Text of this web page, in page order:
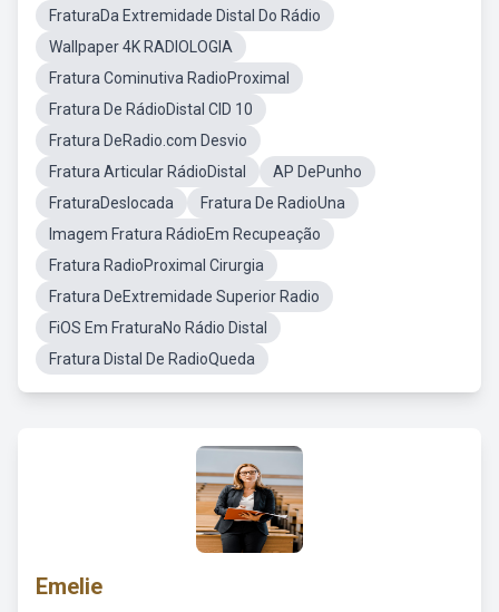
FraturaDa Extremidade Distal Do Rádio
Wallpaper 4K RADIOLOGIA
Fratura Cominutiva RadioProximal
Fratura De RádioDistal CID 10
Fratura DeRadio.com Desvio
Fratura Articular RádioDistal
AP DePunho
FraturaDeslocada
Fratura De RadioUna
Imagem Fratura RádioEm Recupeação
Fratura RadioProximal Cirurgia
Fratura DeExtremidade Superior Radio
FiOS Em FraturaNo Rádio Distal
Fratura Distal De RadioQueda
Emelie